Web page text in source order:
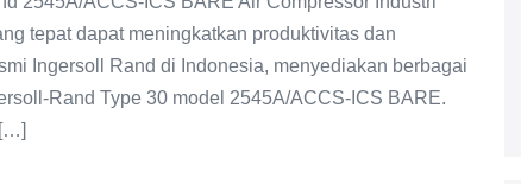
tepat dapat meningkatkan produktivitas dan
Ingersoll Rand di Indonesia, menyediakan berbagai
Rand Type 30 model 2545A/ACCS-ICS BARE.